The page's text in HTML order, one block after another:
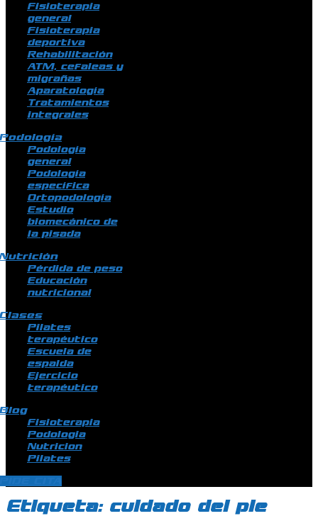
Fisioterapia
general
Fisioterapia
deportiva
Rehabilitación
ATM, cefaleas y
migrañas
Aparatología
Tratamientos
integrales
Podología
general
Podología
específica
Ortopodología
Estudio
biomecánico de
la pisada
Pérdida de peso
Educación
nutricional
Pilates
terapéutico
Escuela de
espalda
Ejercicio
terapéutico
Fisioterapia
Podologia
Nutricion
Pilates
Etiqueta: cuidado del pie